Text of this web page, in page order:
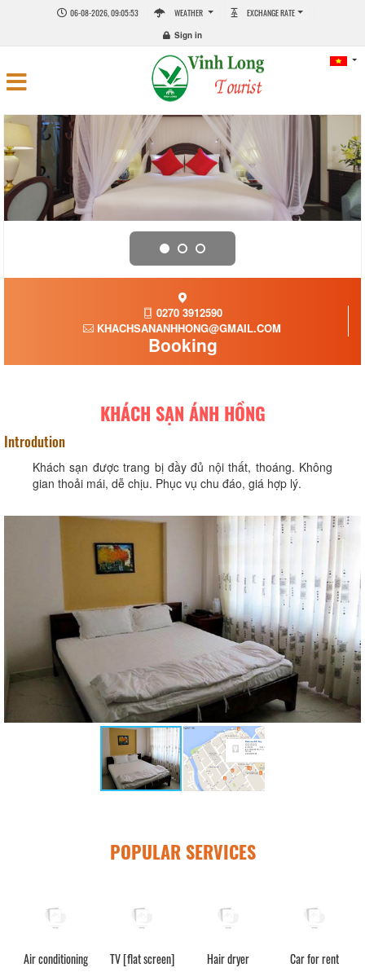
06-08-2026, 09:05:53 WEATHER EXCHANGE RATE
Sign in
0270 3912590
KHACHSANANHHONG@GMAIL.COM
Booking
KHÁCH SẠN ÁNH HỒNG
Introdution
Khách sạn được trang bị đầy đủ nội thất, thoáng. Không
gian thoải mái, dễ chịu. Phục vụ chu đáo, giá hợp lý.
POPULAR SERVICES
Air conditioning TV [flat screen] Hair dryer Car for rent